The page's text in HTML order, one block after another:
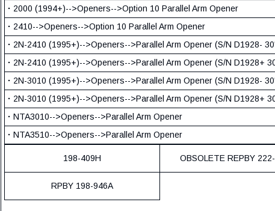
· 2000 (1994+)-->Openers-->Option 10 Parallel Arm Opener
· 2410-->Openers-->Option 10 Parallel Arm Opener
· 2N-2410 (1995+)-->Openers-->Parallel Arm Opener (S/N D1928-
· 2N-2410 (1995+)-->Openers-->Parallel Arm Opener (S/N D1928+
· 2N-3010 (1995+)-->Openers-->Parallel Arm Opener (S/N D1928-
· 2N-3010 (1995+)-->Openers-->Parallel Arm Opener (S/N D1928+
· NTA3010-->Openers-->Parallel Arm Opener
· NTA3510-->Openers-->Parallel Arm Opener
198-409H OBSOLETE REPBY
RPBY 198-946A